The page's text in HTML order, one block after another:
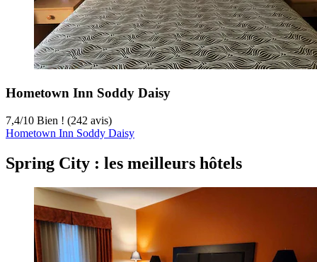
Hometown Inn Soddy Daisy
7,4/10 Bien ! (242 avis)
Hometown Inn Soddy Daisy
Spring City : les meilleurs hôtels